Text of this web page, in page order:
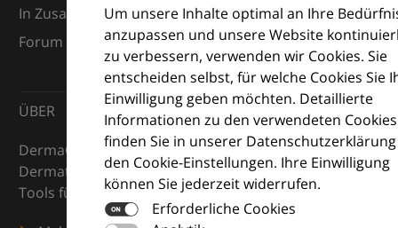
Um unsere Inhalte optimal an Ihre
anzupassen und unsere Website
zu verbessern, verwenden wir Cookies. Sie
entscheiden selbst, für welche Cookies Sie
Einwilligung geben möchten. Detaillierte
Informationen zu den verwendeten Cookies
finden Sie in unserer
den Cookie-Einstellungen. Ihre Einwilligung
können Sie jederzeit widerrufen.
Erforderliche Cookies
In Zusammenarbeit mit dem European Dermatology
Forum (EDF) und Euroderm Excellence
ÜBER
DermaCompass ist Ihr digitaler Kompass für die
Dermatologie – mit Wissen, Bildern und praktischen
Tools für den klinischen Alltag.